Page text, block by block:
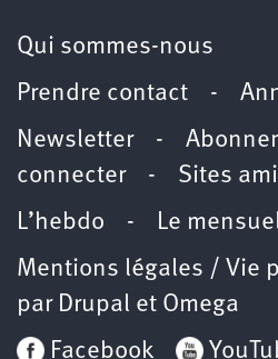
Qui sommes-nous
Prendre contact -
Newsletter -
connecter- Sites
L’hebdo - Le
Mentions légales / Vie
par Drupal et Omega
Facebook